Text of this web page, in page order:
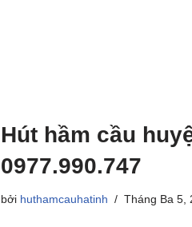
Hút hầm cầu
0977.990.747
bởi huthamcauhatinh Tháng Ba 5,